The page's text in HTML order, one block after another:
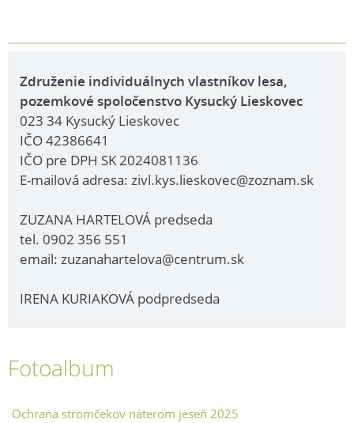
Združenie individuálnych vlastníkov lesa,
pozemkové spoločenstvo Kysucký Lieskovec
023 34 Kysucký Lieskovec
IČO 42386641
IČO pre DPH SK 2024081136
E-mailová adresa: zivl.kys.lieskovec@zoznam.sk
ZUZANA HARTELOVÁ predseda
tel. 0902 356 551
email: zuzanahartelova@centrum.sk
IRENA KURIAKOVÁ podpredseda
Fotoalbum
Ochrana stromčekov náterom jeseň 2025